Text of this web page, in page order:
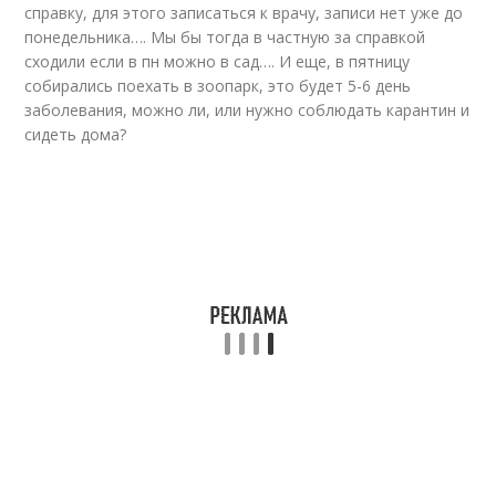
справку, для этого записаться к врачу, записи нет уже до
понедельника…. Мы бы тогда в частную за справкой
сходили если в пн можно в сад…. И еще, в пятницу
собирались поехать в зоопарк, это будет 5-6 день
заболевания, можно ли, или нужно соблюдать карантин и
сидеть дома?